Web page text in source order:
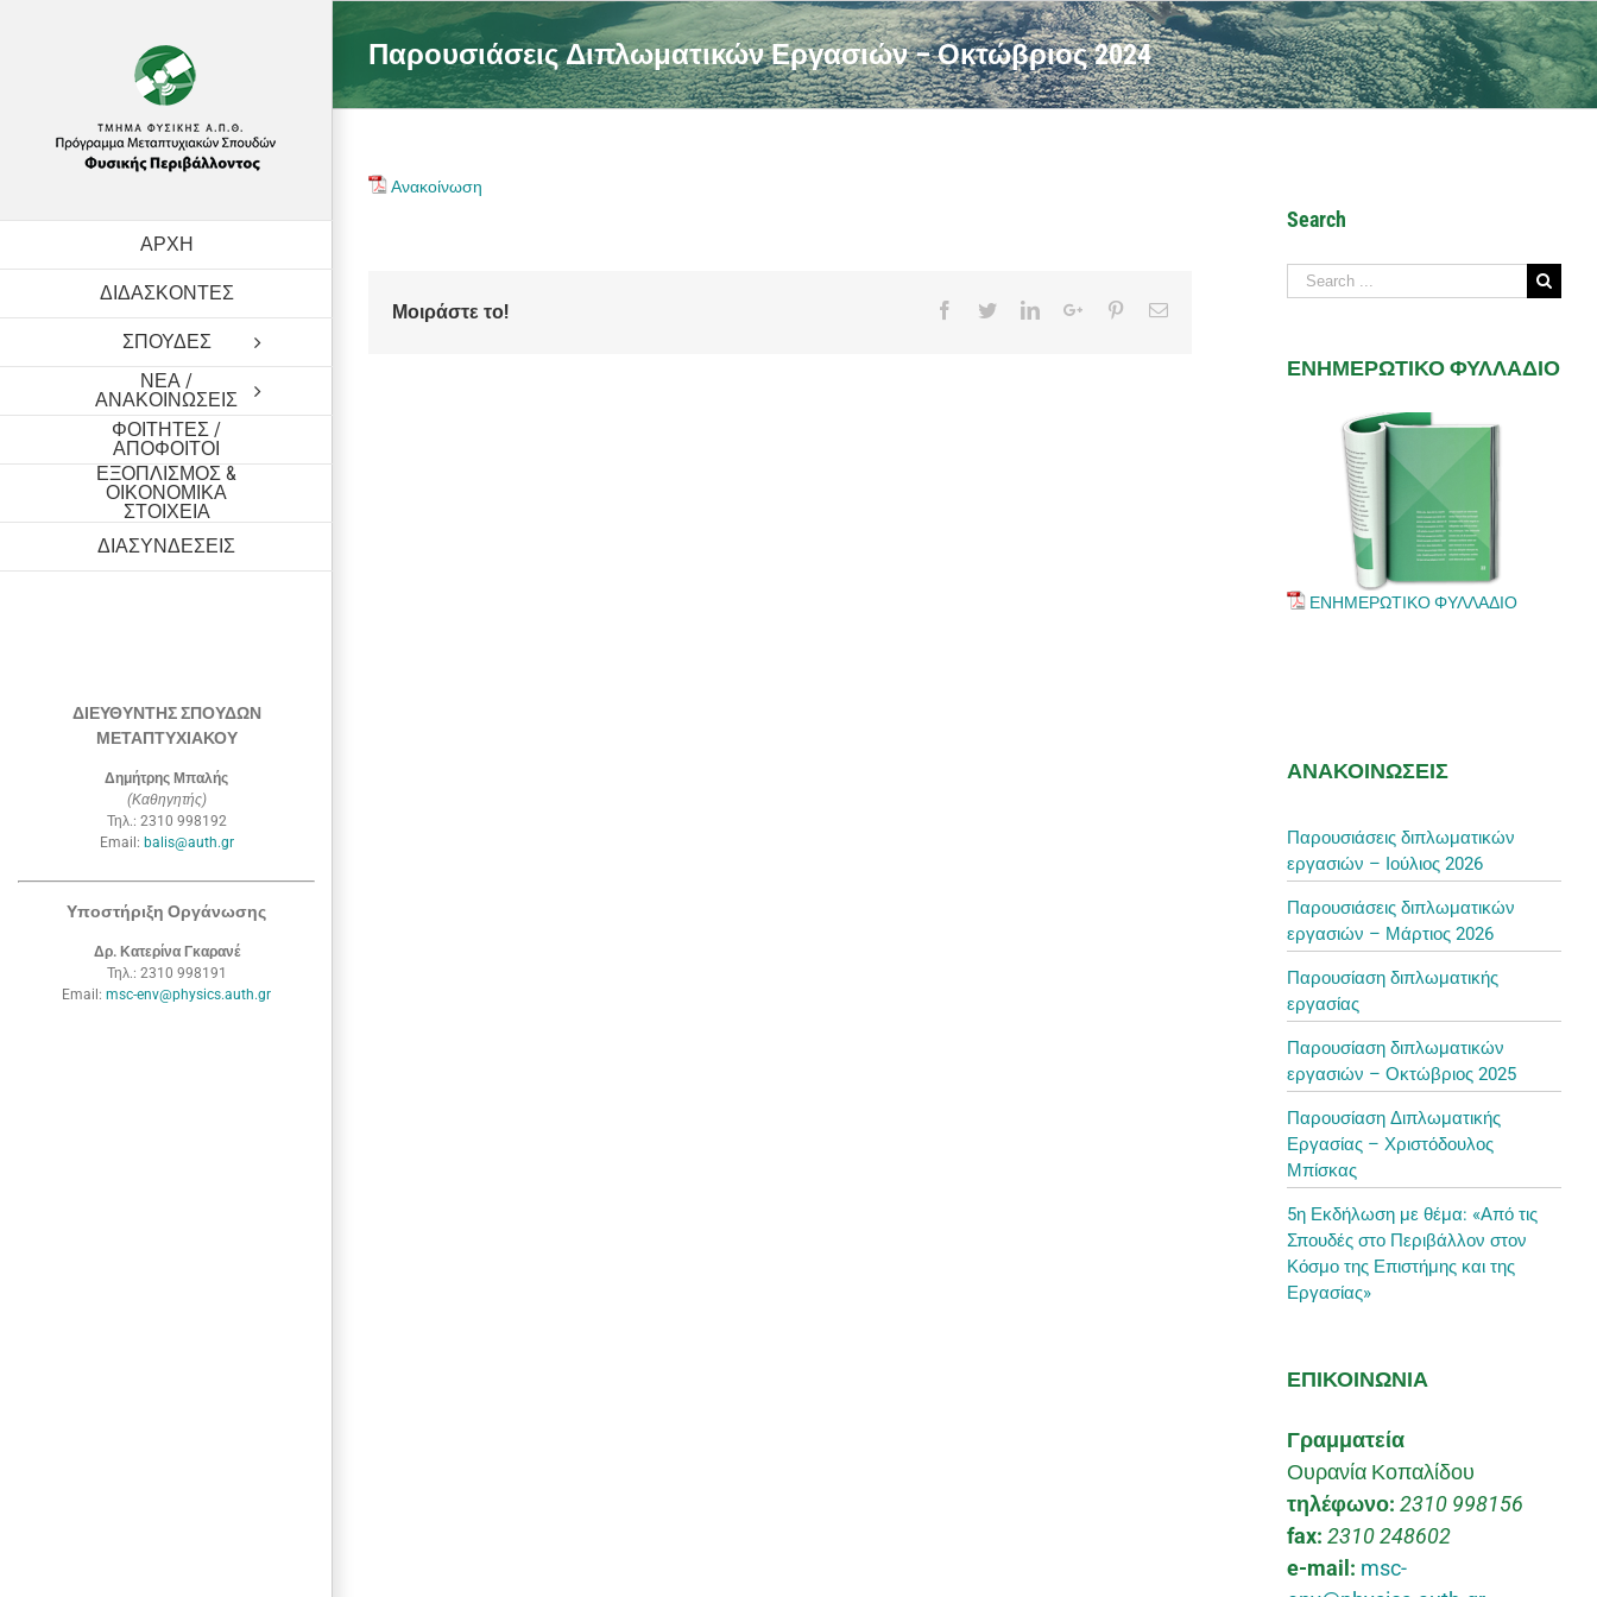
ΑΡΧΗ
ΔΙΔΑΣΚΟΝΤΕΣ
ΣΠΟΥΔΕΣ
ΝΕΑ /
ΑΝΑΚΟΙΝΩΣΕΙΣ
ΦΟΙΤΗΤΕΣ /
ΑΠΟΦΟΙΤΟΙ
ΕΞΟΠΛΙΣΜΟΣ &
ΟΙΚΟΝΟΜΙΚΑ
ΣΤΟΙΧΕΙΑ
ΔΙΑΣΥΝΔΕΣΕΙΣ
ΔΙΕΥΘΥΝΤΗΣ ΣΠΟΥΔΩΝ
ΜΕΤΑΠΤΥΧΙΑΚΟΥ
Δημήτρης Μπαλής
(Καθηγητής)
Τηλ.: 2310 998192
Email: balis@auth.gr
Υποστήριξη Οργάνωσης
Δρ. Κατερίνα Γκαρανέ
Τηλ.: 2310 998191
Email: msc-env@physics.auth.gr
Παρουσιάσεις Διπλωματικών Εργασιών – Οκτώβριος 2024
Ανακοίνωση
Μοιράστε το! Facebook
TwitterLinkedInGoogle+PinterestEmail
Search
Search
for:
ΕΝΗΜΕΡΩΤΙΚΟ ΦΥΛΛΑΔΙΟ
ΕΝΗΜΕΡΩΤΙΚΟ ΦΥΛΛΑΔΙΟ
ΑΝΑΚΟΙΝΩΣΕΙΣ
Παρουσιάσεις διπλωματικών
εργασιών – Ιούλιος 2026
Παρουσιάσεις διπλωματικών
εργασιών – Μάρτιος 2026
Παρουσίαση διπλωματικής
εργασίας
Παρουσίαση διπλωματικών
εργασιών – Οκτώβριος 2025
Παρουσίαση Διπλωματικής
Εργασίας – Χριστόδουλος
Μπίσκας
5η Εκδήλωση με θέμα: «Από τις
Σπουδές στο Περιβάλλον στον
Κόσμο της Επιστήμης και της
Εργασίας»
ΕΠΙΚΟΙΝΩΝΙΑ
Γραμματεία
Ουρανία Κοπαλίδου
τηλέφωνο: 2310 998156
fax: 2310 248602
e-mail: msc-